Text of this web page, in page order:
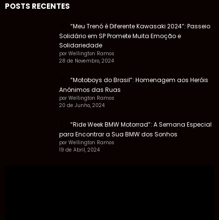
POSTS RECENTES
“Meu Trenó é Diferente Kawasaki 2024”: Passeio
Solidário em SP Promete Muita Emoção e
Solidariedade
por Wellington Ramos
28 de Novembro, 2024
“Motoboys do Brasil”: Homenagem aos Heróis
Anônimos das Ruas
por Wellington Ramos
20 de Junho, 2024
“Ride Week BMW Motorrad”: A Semana Especial
para Encontrar a Sua BMW dos Sonhos
por Wellington Ramos
19 de Abril, 2024